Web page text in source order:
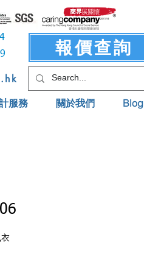
服務 關於我們 Blog
報價查詢